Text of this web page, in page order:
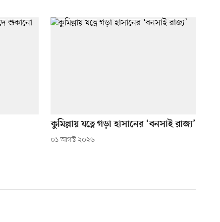
কুমিল্লায় যত্নে গড়া হাসানের ‘বনসাই রাজ্য’
০১ আগস্ট ২০২৬